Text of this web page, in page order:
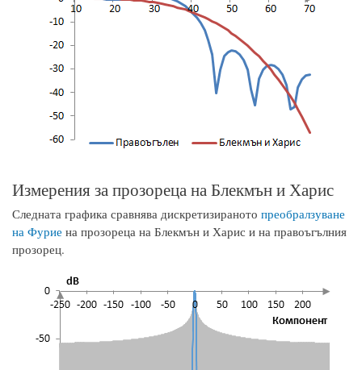
Измерения за прозореца на Блекмън и Харис
Следната графика сравнява дискретизираното преобралзуване
на Фурие на прозореца на Блекмън и Харис и на правоъгълния
прозорец.